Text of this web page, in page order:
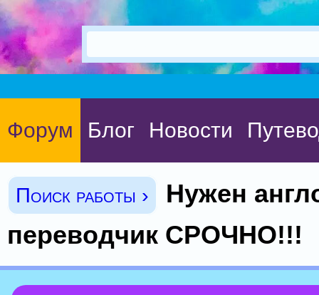
Форум Блог Новости
Поиск работы ›
Нужен
переводчик СРОЧНО!!!